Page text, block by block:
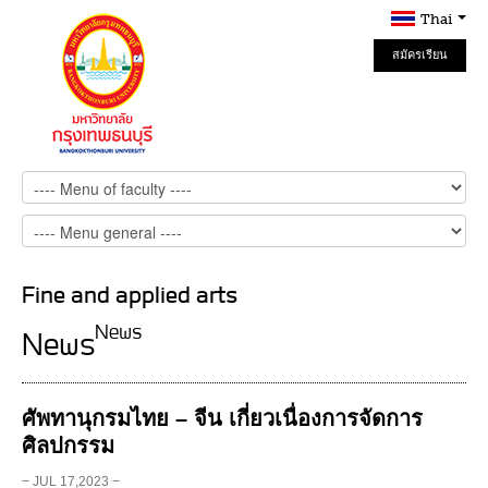
Thai
สมัครเรียน
Online
Fine and applied arts
News
News
ศัพทานุกรมไทย – จีน เกี่ยวเนื่องการจัดการ
ศิลปกรรม
− JUL 17,2023 −